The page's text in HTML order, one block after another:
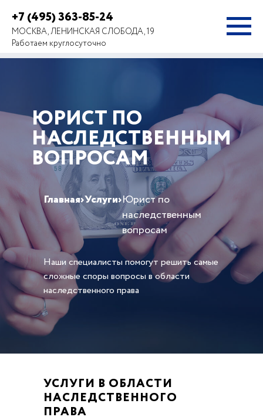
+7 (495) 363-85-24
МОСКВА, ЛЕНИНСКАЯ СЛОБОДА, 19
Работаем круглосуточно
ЮРИСТ ПО
НАСЛЕДСТВЕННЫМ
ВОПРОСАМ
Главная›Услуги›Юрист по
наследственным
вопросам
Наши специалисты помогут решить самые
сложные споры вопросы в области
наследственного права
УСЛУГИ В ОБЛАСТИ
НАСЛЕДСТВЕННОГО
ПРАВА